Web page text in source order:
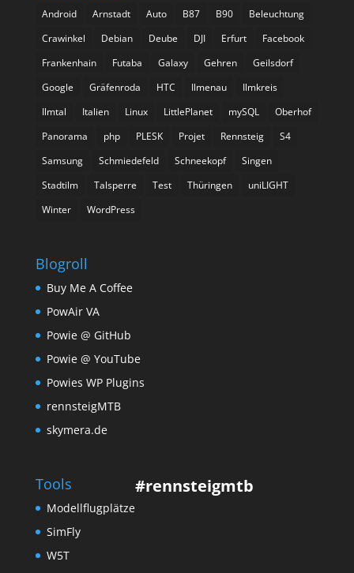
Android Arnstadt Auto B87 B90
Beleuchtung
Crawinkel
Debian Deube DJI Erfurt
Facebook
Frankenhain
Futaba Galaxy Gehren
Geilsdorf
Google
Gräfenroda HTC Ilmenau
Ilmkreis
Ilmtal
Italien Linux LittlePlanet mySQL
Oberhof
Panorama
php PLESK Projet Rennsteig
S4
Samsung
Schmiedefeld Schneekopf
Singen
Stadtilm
Talsperre Test Thüringen
uniLIGHT
Winter
WordPress
Blogroll
Buy Me A Coffee
PowAir VA
Powie @ GitHub
Powie @ YouTube
Powies WP Plugins
rennsteigMTB
skymera.de
Tools
Modellflugplätze
SimFly
W5T
#rennsteigmtb